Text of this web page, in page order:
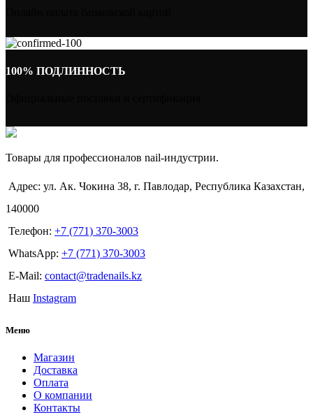
100% ПОДЛИННОСТЬ
Товары для профессионалов nail-индустрии.
Адрес: ул. Ак. Чокина 38, г. Павлодар, Республика Казахстан,
140000
Телефон: +7 (771) 370-3003
WhatsApp: +7 (771) 370-3003
E-Mail: contact@tradenails.kz
Наш Instagram
Меню
Магазин
Доставка
Оплата
О компании
Контакты